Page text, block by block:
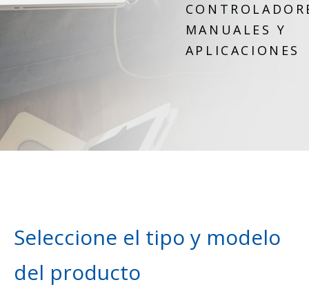
MANUALES Y
APLICACIONES
Seleccione el tipo y modelo
del producto